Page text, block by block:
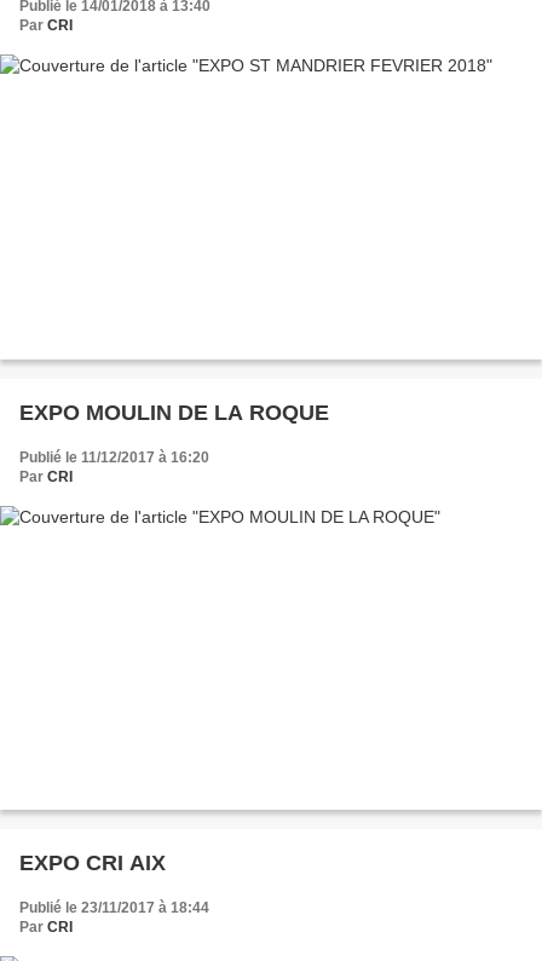
Publié le 14/01/2018 à 13:40
Par CRI
EXPO MOULIN DE LA ROQUE
Publié le 11/12/2017 à 16:20
Par CRI
EXPO CRI AIX
Publié le 23/11/2017 à 18:44
Par CRI